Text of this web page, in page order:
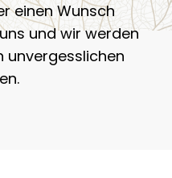
einen Wunsch
und wir werden
unvergesslichen